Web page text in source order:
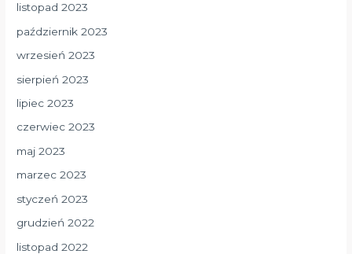
listopad 2023
październik 2023
wrzesień 2023
sierpień 2023
lipiec 2023
czerwiec 2023
maj 2023
marzec 2023
styczeń 2023
grudzień 2022
listopad 2022